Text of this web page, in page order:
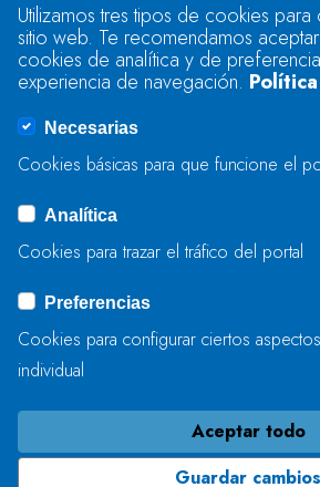
Se produjo un error al
"text".
Se produjo un error al
ENVIAR
Utilizamos tres tipos de cookies para
sitio web. Te recomendamos
cookies de analítica y de
experiencia de navegación.
Necesarias
Cookies básicas para que funcione el
Analítica
Cookies para trazar el tráfico del portal
Preferencias
Cookies para configurar ciertos
individual
Aceptar todo
Guardar cambios